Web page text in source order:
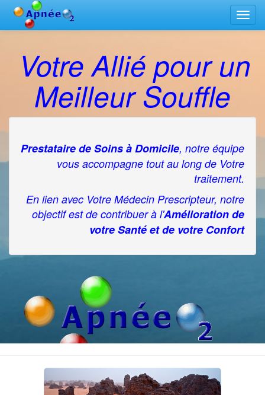
la
Votre Allié pour un
Meilleur Souffle
Prestataire de Soins à Domicile, notre équipe
vous accompagne tout au long de Votre
traitement.
En lien avec Votre Médecin Prescripteur, notre
objectif est de contribuer à l'Amélioration de
votre Santé et de votre Confort